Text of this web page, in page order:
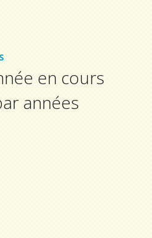
en cours
années